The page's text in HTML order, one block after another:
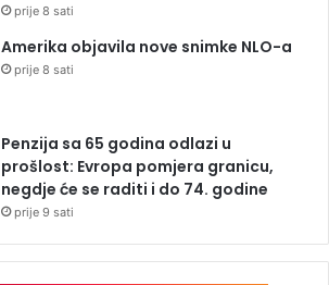
prije 8 sati
Amerika objavila nove snimke NLO-a
prije 8 sati
Penzija sa 65 godina odlazi u
prošlost: Evropa pomjera granicu,
negdje će se raditi i do 74. godine
prije 9 sati